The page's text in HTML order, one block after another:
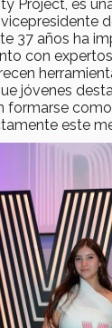
Project, es
37 años ha
con
jóvenes
formarse
este